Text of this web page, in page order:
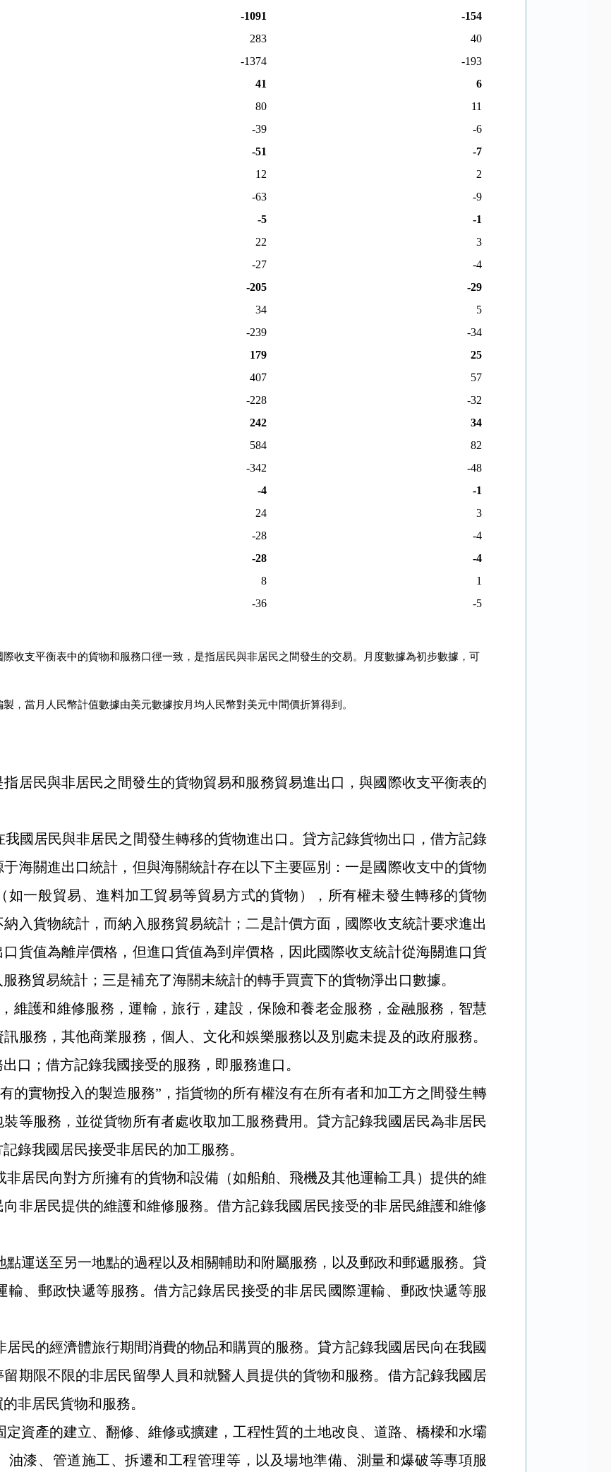
-1091
-154
283
40
-1374
-193
41
6
80
11
-39
-6
-51
-7
12
2
-63
-9
-5
-1
22
3
-27
-4
-205
-29
34
5
-239
-34
179
25
407
57
-228
-32
242
34
584
82
-342
-48
-4
-1
24
3
-28
-4
-28
-4
8
1
-36 -5
收支平衡表中的貨物和服務口徑一致，是指居民與非居民之間發生的交易。月度數據為初步數據，可
，當月人民幣計值數據由美元數據按月均人民幣對美元中間價折算得到。
指居民與非居民之間發生的貨物貿易和服務貿易進出口，與國際收支平衡表的
我國居民與非居民之間發生轉移的貨物進出口。貸方記錄貨物出口，借方記錄
海關進出口統計，但與海關統計存在以下主要區別：一是國際收支中的貨物
如一般貿易、進料加工貿易等貿易方式的貨物），所有權未發生轉移的貨物
納入貨物統計，而納入服務貿易統計；二是計價方面，國際收支統計要求進出
貨值為離岸價格，但進口貨值為到岸價格，因此國際收支統計從海關進口貨
務貿易統計；三是補充了海關未統計的轉手買賣下的貨物淨出口數據。
維護和維修服務，運輸，旅行，建設，保險和養老金服務，金融服務，智慧
服務，其他商業服務，個人、文化和娛樂服務以及別處未提及的政府服務。
口；借方記錄我國接受的服務，即服務進口。
的實物投入的製造服務”，指貨物的所有權沒有在所有者和加工方之間發生轉
等服務，並從貨物所有者處收取加工服務費用。貸方記錄我國居民為非居民
錄我國居民接受非居民的加工服務。
非居民向對方所擁有的貨物和設備（如船舶、飛機及其他運輸工具）提供的維
非居民提供的維護和維修服務。借方記錄我國居民接受的非居民維護和維修
點運送至另一地點的過程以及相關輔助和附屬服務，以及郵政和郵遞服務。貸
輸、郵政快遞等服務。借方記錄居民接受的非居民國際運輸、郵政快遞等服
居民的經濟體旅行期間消費的物品和購買的服務。貸方記錄我國居民向在我國
期限不限的非居民留學人員和就醫人員提供的貨物和服務。借方記錄我國居
非居民貨物和服務。
定資產的建立、翻修、維修或擴建，工程性質的土地改良、道路、橋樑和水壩
油漆、管道施工、拆遷和工程管理等，以及場地準備、測量和爆破等專項服